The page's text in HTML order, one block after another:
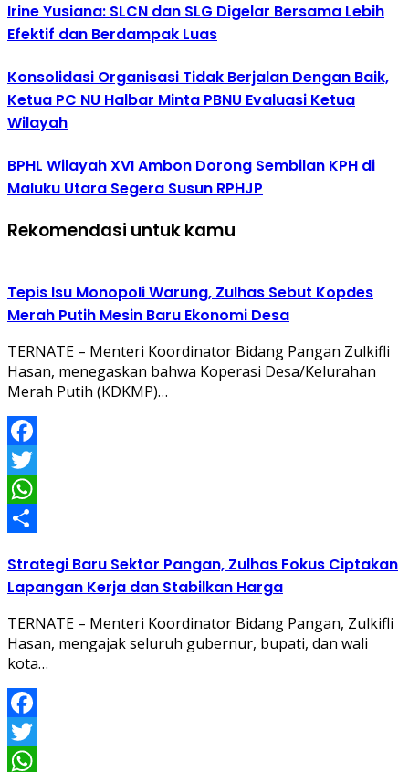
Irine Yusiana: SLCN dan SLG Digelar Bersama Lebih
Efektif dan Berdampak Luas
Konsolidasi Organisasi Tidak Berjalan Dengan Baik,
Ketua PC NU Halbar Minta PBNU Evaluasi Ketua
Wilayah
BPHL Wilayah XVI Ambon Dorong Sembilan KPH di
Maluku Utara Segera Susun RPHJP
Rekomendasi untuk kamu
Tepis Isu Monopoli Warung, Zulhas Sebut Kopdes
Merah Putih Mesin Baru Ekonomi Desa
TERNATE – Menteri Koordinator Bidang Pangan Zulkifli
Hasan, menegaskan bahwa Koperasi Desa/Kelurahan
Merah Putih (KDKMP)…
Facebook
Twitter
WhatsApp
Strategi Baru Sektor Pangan, Zulhas Fokus Ciptakan
Lapangan Kerja dan Stabilkan Harga
TERNATE – Menteri Koordinator Bidang Pangan, Zulkifli
Hasan, mengajak seluruh gubernur, bupati, dan wali
kota…
Facebook
Twitter